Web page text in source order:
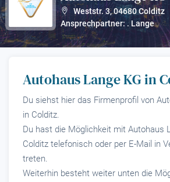
Weststr. 3,04680Colditz
Ansprechpartner: . Lange
Autohaus Lange KG in
Du siehst hier das Firmenprofil von
in Colditz.
Du hast die Möglichkeit mit Autohaus
Colditz telefonisch oder per E-Mail in
treten.
Weiterhin besteht weiter unten die